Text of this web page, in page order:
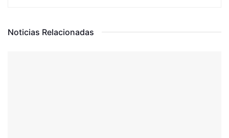
Noticias Relacionadas